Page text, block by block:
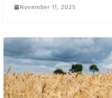
November 11, 2025